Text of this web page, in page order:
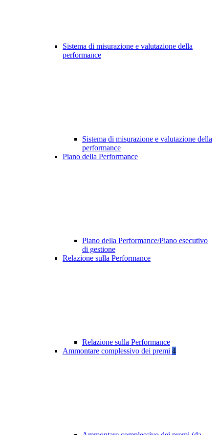
Sistema di misurazione e valutazione della
performance
Sistema di misurazione e valutazione della
performance
Piano della Performance
Piano della Performance/Piano esecutivo
di gestione
Relazione sulla Performance
Relazione sulla Performance
Ammontare complessivo dei premi 4